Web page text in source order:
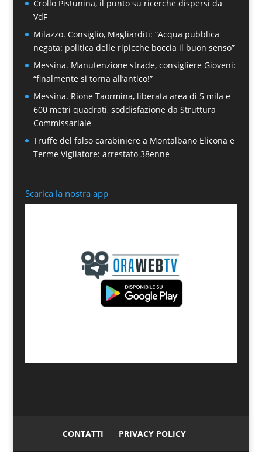
Crollo Pistunina, il punto su ricerche dispersi da
VdF
Milazzo. Consiglio, Magliarditi: “Acqua pubblica
negata: politica delle ripicche boccia il buon senso”
Messina. Manutenzione strade, consigliere Gioveni:
“finalmente si torna all’antico!”
Messina. Rione Taormina, liberata area di 5 mila e
600 metri quadrati, soddisfazione da Struttura
Commissariale
Truffe del falso carabiniere a Montalbano Elicona e
Terme Vigliatore: arrestato 38enne
Scarica la nostra app
CONTATTI PRIVACY POLICY